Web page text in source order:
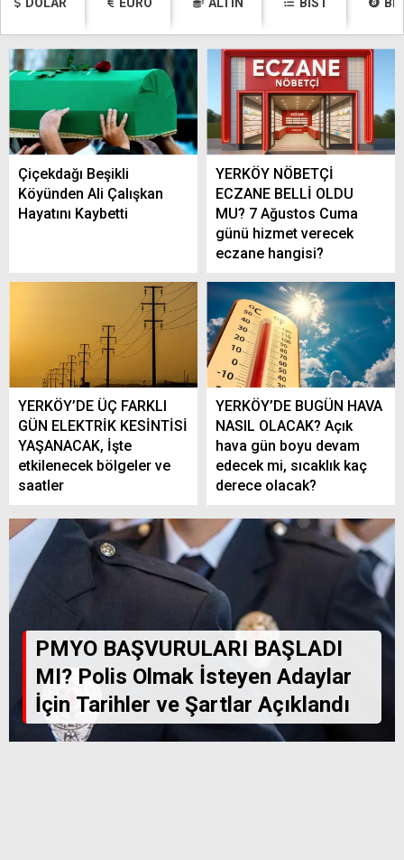
Çiçekdağı Beşikli
Köyünden Ali Çalışkan
Hayatını Kaybetti
YERKÖY NÖBETÇİ
ECZANE BELLİ OLDU
MU? 7 Ağustos Cuma
günü hizmet verecek
eczane hangisi?
YERKÖY’DE ÜÇ FARKLI
GÜN ELEKTRİK KESİNTİSİ
YAŞANACAK, İşte
etkilenecek bölgeler ve
saatler
YERKÖY’DE BUGÜN HAVA
NASIL OLACAK? Açık
hava gün boyu devam
edecek mi, sıcaklık kaç
derece olacak?
PMYO BAŞVURULARI BAŞLADI
MI? Polis Olmak İsteyen Adaylar
İçin Tarihler ve Şartlar Açıklandı